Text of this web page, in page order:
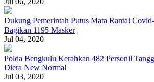
Dukung Pemerintah Putus Mata Rantai
Bagikan 1195 Masker
Jul 04, 2020
Polda Bengkulu Kerahkan 482 Personil
Diera New Normal
Jul 03, 2020